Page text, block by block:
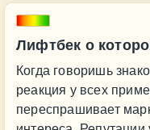
Лифтбек о
Когда говоришь
реакция у всех
переспрашивает